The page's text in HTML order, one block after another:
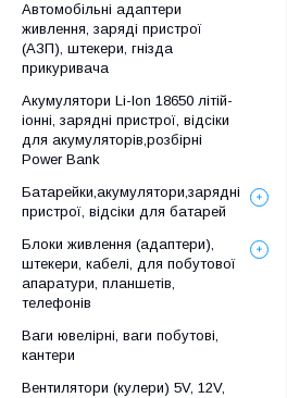
Автомобільні адаптери
живлення, заряді пристрої
(АЗП), штекери, гнізда
прикуривача
Акумулятори Li-Ion 18650 літій-
іонні, зарядні пристрої, відсіки
для акумуляторів,розбірні
Power Bank
Батарейки,акумулятори,зарядні
пристрої, відсіки для батарей
Блоки живлення (адаптери),
штекери, кабелі, для побутової
апаратури, планшетів,
телефонів
Ваги ювелірні, ваги побутові,
кантери
Вентилятори (кулери) 5V, 12V,